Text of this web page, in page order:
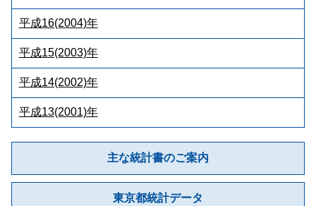
平成16(2004)年
平成15(2003)年
平成14(2002)年
平成13(2001)年
主な統計書のご案内
東京都統計データ